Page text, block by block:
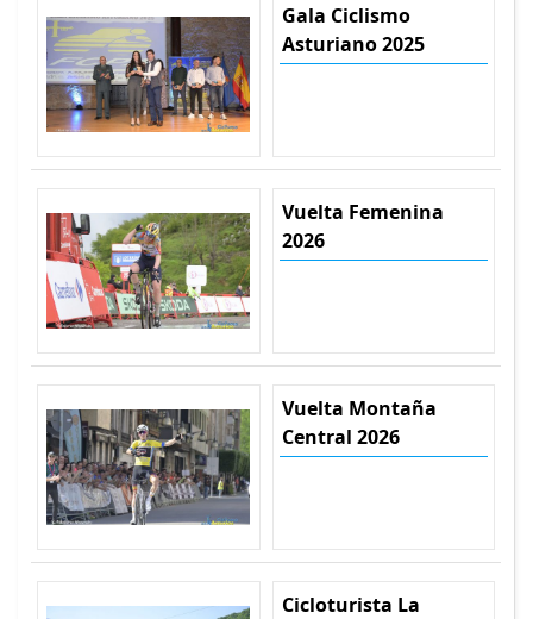
Gala Ciclismo
Asturiano 2025
Vuelta Femenina
2026
Vuelta Montaña
Central 2026
Cicloturista La